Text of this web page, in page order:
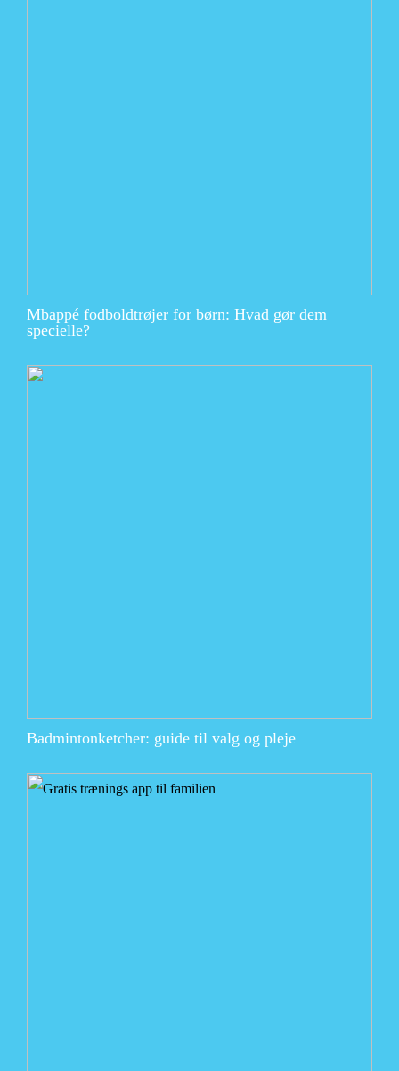
Mbappé fodboldtrøjer for børn: Hvad gør dem
specielle?
Badmintonketcher: guide til valg og pleje